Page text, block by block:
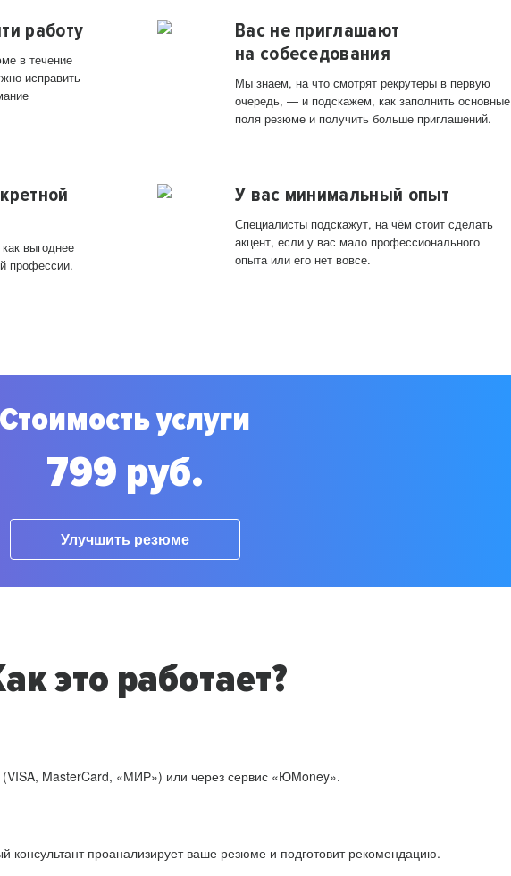
работу
в течение
исправить
Вас не приглашают
на собеседования
Мы знаем, на что смотрят рекрутеры в первую
очередь, — и подскажем, как заполнить основные
поля резюме и получить больше приглашений.
выгоднее
профессии.
У вас минимальный опыт
Специалисты подскажут, на чём стоит сделать
акцент, если у вас мало профессионального
опыта или его нет вовсе.
Стоимость услуги
799 руб.
Улучшить резюме
это работает?
(VISA, MasterCard, «МИР») или через сервис «ЮMoney».
консультант проанализирует ваше резюме и подготовит рекомендацию.